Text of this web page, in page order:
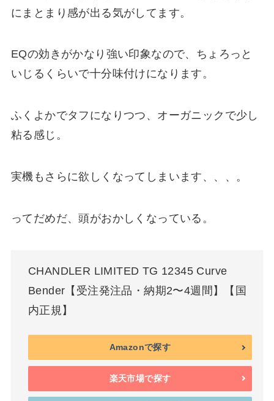
にまとまり感が出る気がしてます。
EQの効きがかなり強い印象なので、ちょろっと
いじるくらいで十分味付けになります。
ふくよかでタフになりつつ、オーガニックで少し
粘る感じ。
実機もさらに欲しくなってしまいます、、、。
ってだめだ、頭がおかしくなっている。
CHANDLER LIMITED TG 12345 Curve
Bender【受注発注品・納期2〜4週間】【国
内正規】
Amazonで探す
楽天市場で探す